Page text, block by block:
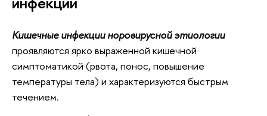
Кишечные инфекции норовирусной этиологии
проявляются ярко выраженной кишечной
симптоматикой (рвота, понос, повышение
температуры тела) и характеризуются быстрым
течением.